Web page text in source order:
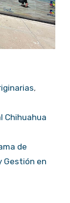
,
Chihuahua
de
Gestión en